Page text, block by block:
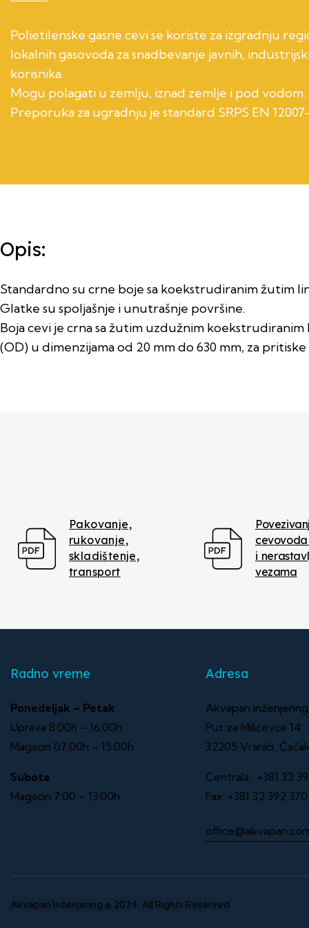
Polietilenske gasne cevi se koriste za izgradnju
lokalnih gasovoda za snadbevanje javnih,
korisnika.
Mogu polagati u zemlju, iznad zemlje i pod vodom.
Preporuka za ugradnju je standard SRPS EN
Opis:
Standardno su crne boje sa koekstrudiranim žutim
Glatke su spoljašnje i unutrašnje površine.
Boja cevi je crna sa žutim uzdužnim
(OD) u dimenzijama od 20 mm do 630 mm, za
Pakovanje,
rukovanje,
skladištenje,
transport
i
vezama
Radno vreme
Ponedeljak – Petak
Uprava 8:00h – 16:00h
Magacin 07:00h – 15:00h
Subota
Magacin 7:00 – 13:00h
Adresa
Akvapan
Put za Milićevce 14
32205 Vranići, Čačak
Centrala : +381 32
Fax: +381 32 392 370
Akvapan Inženjering © 2024. All Rights Reserved.